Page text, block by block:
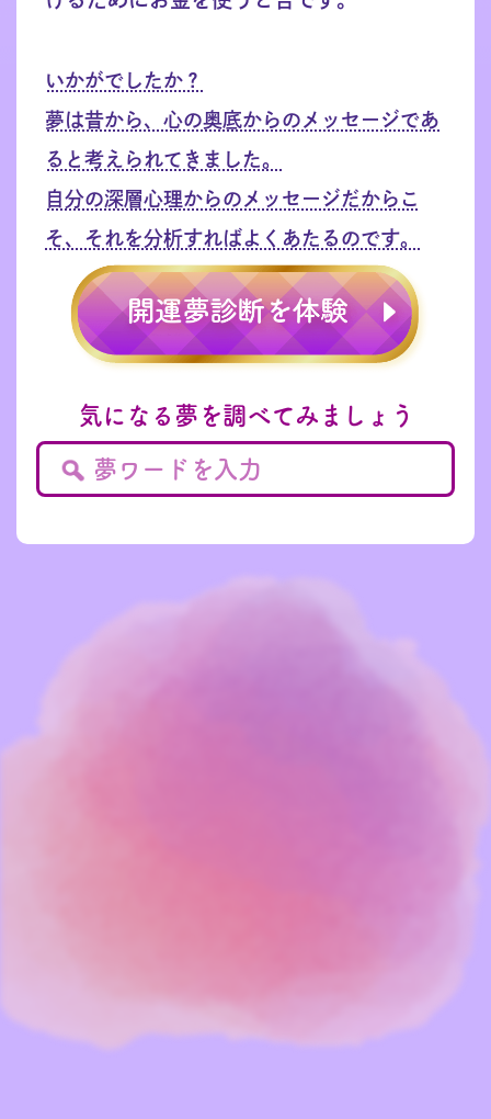
いかがでしたか？
夢は昔から、心の奥底からのメッセージであ
ると考えられてきました。
自分の深層心理からのメッセージだからこ
そ、それを分析すればよくあたるのです。
気になる夢を調べてみましょう